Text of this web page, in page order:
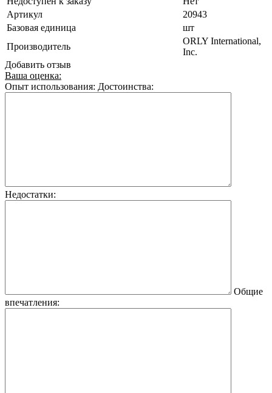
Артикул
20943
Базовая единица
шт
Производитель
ORLY International,
Inc.
Добавить отзыв
Ваша оценка:
Опыт использования: Достоинства:
Недостатки:
Общие
впечатления: